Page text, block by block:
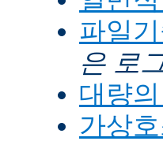
파일
은 로
대량
가상